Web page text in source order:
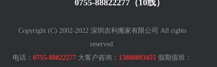
0755-88822277（10线）
Copyright (C) 2002-2022 深圳吉利搬家有限公司 All rights
reserved.
电话：0755-88822277 大客户咨询： 13808803455 假期值班：